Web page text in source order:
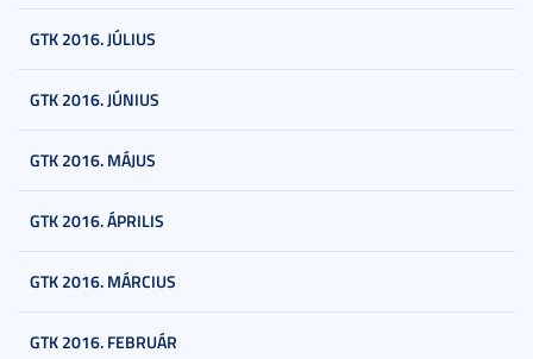
GTK 2016. JÚLIUS
GTK 2016. JÚNIUS
GTK 2016. MÁJUS
GTK 2016. ÁPRILIS
GTK 2016. MÁRCIUS
GTK 2016. FEBRUÁR